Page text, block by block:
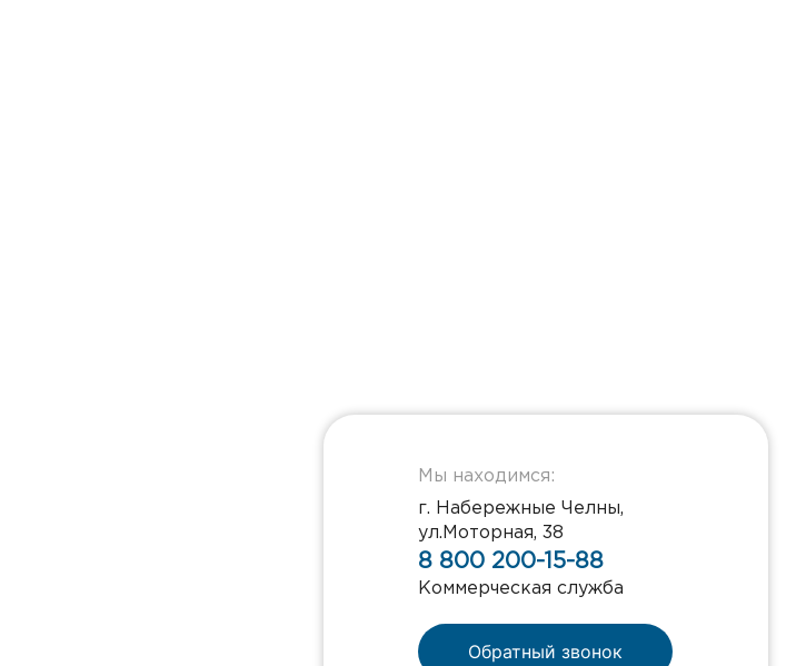
Мы находимся:
г. Набережные Челны,
ул.Моторная, 38
8 800 200-15-88
Коммерческая служба
Обратный звонок